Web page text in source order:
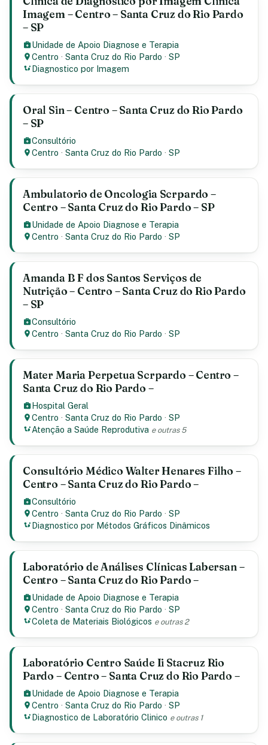
Imagem – Centro – Santa Cruz do Rio Pardo
– SP
Unidade de Apoio Diagnose e Terapia
Centro ·Santa Cruz do Rio Pardo ·SP
Diagnostico por Imagem
Oral Sin – Centro – Santa Cruz do Rio Pardo
– SP
Consultório
Centro ·Santa Cruz do Rio Pardo ·SP
Ambulatorio de Oncologia Scrpardo –
Centro – Santa Cruz do Rio Pardo – SP
Unidade de Apoio Diagnose e Terapia
Centro ·Santa Cruz do Rio Pardo ·SP
Amanda B F dos Santos Serviços de
Nutrição – Centro – Santa Cruz do Rio Pardo
– SP
Consultório
Centro ·Santa Cruz do Rio Pardo ·SP
Mater Maria Perpetua Scrpardo – Centro –
Santa Cruz do Rio Pardo –
Hospital Geral
Centro ·Santa Cruz do Rio Pardo ·SP
Atenção a Saúde Reprodutiva e outras 5
Consultório Médico Walter Henares Filho –
Centro – Santa Cruz do Rio Pardo –
Consultório
Centro ·Santa Cruz do Rio Pardo ·SP
Diagnostico por Métodos Gráficos Dinâmicos
Laboratório de Análises Clínicas Labersan –
Centro – Santa Cruz do Rio Pardo –
Unidade de Apoio Diagnose e Terapia
Centro ·Santa Cruz do Rio Pardo ·SP
Coleta de Materiais Biológicos e outras 2
Laboratório Centro Saúde Ii Stacruz Rio
Pardo – Centro – Santa Cruz do Rio Pardo –
Unidade de Apoio Diagnose e Terapia
Centro ·Santa Cruz do Rio Pardo ·SP
Diagnostico de Laboratório Clinico e outras 1